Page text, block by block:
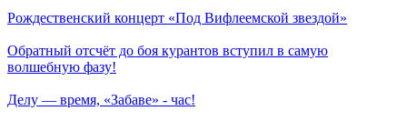
Рождественский концерт «Под Вифлеемской звездой»
Обратный отсчёт до боя курантов вступил в самую
волшебную фазу!
Делу — время, «Забаве» - час!